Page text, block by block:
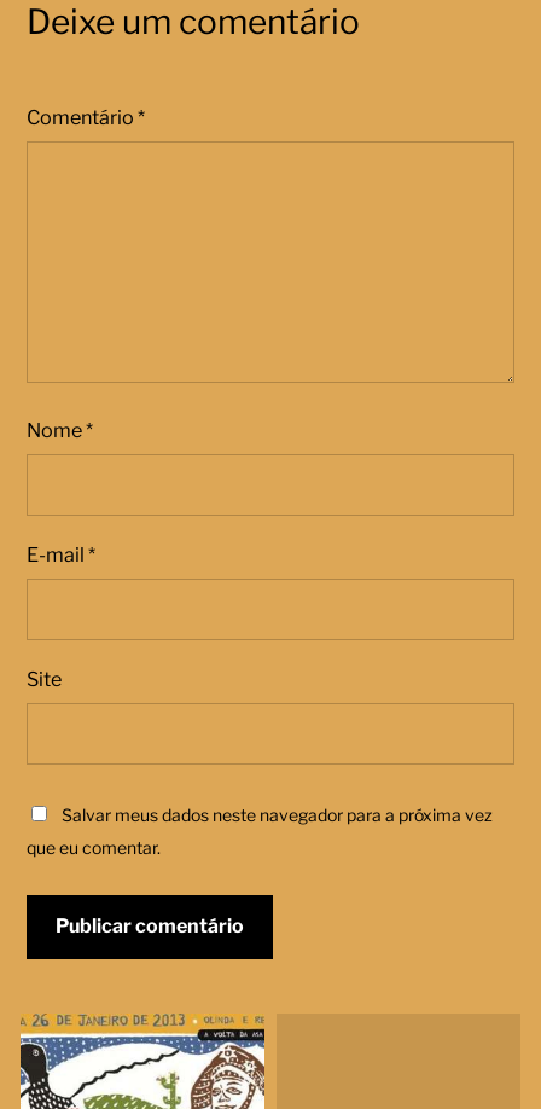
Deixe um comentário
Comentário*
Nome*
E-mail*
Site
Salvar meus dados neste navegador para a próxima vez
que eu comentar.